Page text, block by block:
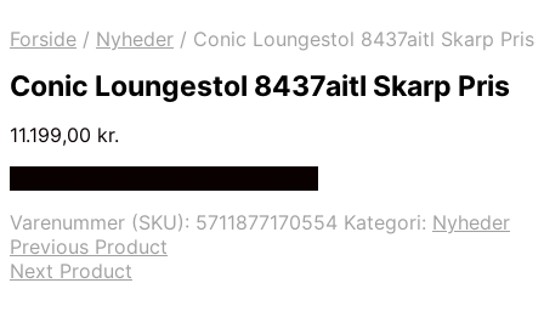
Forside / Nyheder / Conic Loungestol 8437aitl Skarp Pris
Conic Loungestol 8437aitl Skarp Pris
11.199,00 kr.
Varenummer (SKU): 5711877170554 Kategori: Nyheder
Previous Product
Next Product